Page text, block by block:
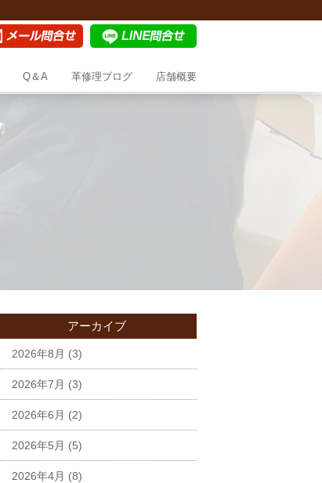
Q＆A 革修理ブログ 店舗概要
アーカイブ
2026年8月 (3)
2026年7月 (3)
2026年6月 (2)
2026年5月 (5)
2026年4月 (8)